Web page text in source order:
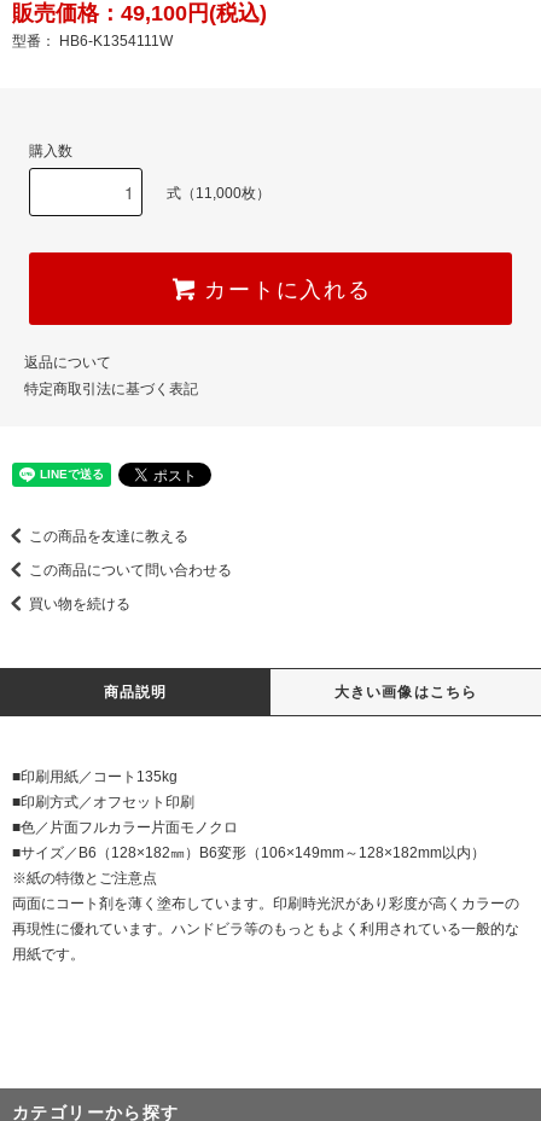
販売価格：49,100円(税込)
型番： HB6-K1354111W
購入数
式（11,000枚）
カートに入れる
返品について
特定商取引法に基づく表記
この商品を友達に教える
この商品について問い合わせる
買い物を続ける
商品説明 大きい画像はこちら
■印刷用紙／コート135kg
■印刷方式／オフセット印刷
■色／片面フルカラー片面モノクロ
■サイズ／B6（128×182㎜）B6変形（106×149mm～128×182mm以内）
※紙の特徴とご注意点
両面にコート剤を薄く塗布しています。印刷時光沢があり彩度が高くカラーの
再現性に優れています。ハンドビラ等のもっともよく利用されている一般的な
用紙です。
カテゴリーから探す